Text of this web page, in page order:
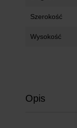
Szerokość
Wysokość
Opis